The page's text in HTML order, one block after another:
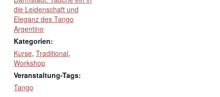
die Leidenschaft und
Eleganz des Tango
Argentino
Kategorien:
Kurse, Traditional,
Workshop
Veranstaltung-Tags:
Tango